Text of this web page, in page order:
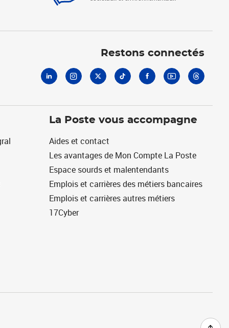
Restons connectés
La Poste vous accompagne
Aides et contact
Les avantages de Mon Compte La Poste
Espace sourds et malentendants
Emplois et carrières des métiers bancaires
Emplois et carrières autres métiers
17Cyber